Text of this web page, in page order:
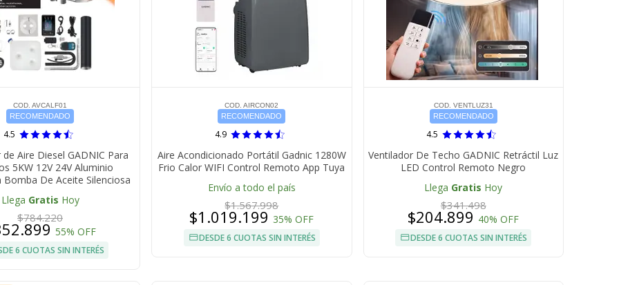
COD. AVCALF01
RECOMENDADO
4.5
Aire Diesel GADNIC Para
5KW 12V 24V Aluminio
Bomba De Aceite Silenciosa
Llega Gratis Hoy
$784.220
55% OFF
6 CUOTAS SIN INTERÉS
COD. AIRCON02
RECOMENDADO
4.9
Aire Acondicionado Portátil Gadnic 1280W
Frio Calor WIFI Control Remoto App Tuya
Envío a todo el país
$1.567.998
$1.019.199 35% OFF
DESDE 6 CUOTAS SIN INTERÉS
COD. VENTLUZ31
RECOMENDADO
4.5
Ventilador De Techo GADNIC Retráctil Luz
LED Control Remoto Negro
Llega Gratis Hoy
$341.498
$204.899 40% OFF
DESDE 6 CUOTAS SIN INTERÉS